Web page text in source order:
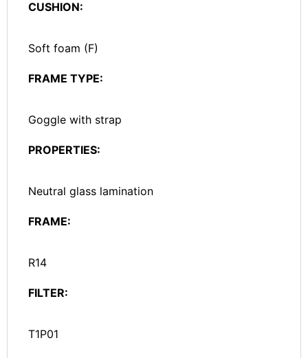
CUSHION:
Soft foam (F)
FRAME TYPE:
Goggle with strap
PROPERTIES:
Neutral glass lamination
FRAME:
R14
FILTER:
T1P01